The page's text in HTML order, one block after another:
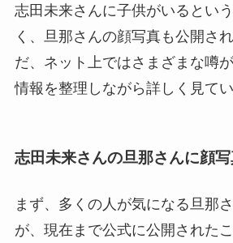
志田未来さんに子供がいるとい
く、旦那さんの顔写真も公開さ
だ、ネット上ではさまざまな噂
情報を整理しながら詳しく見てい
志田未来さんの旦那さんに顔写
まず、多くの人が気になる旦那
が、現在まで公式に公開された